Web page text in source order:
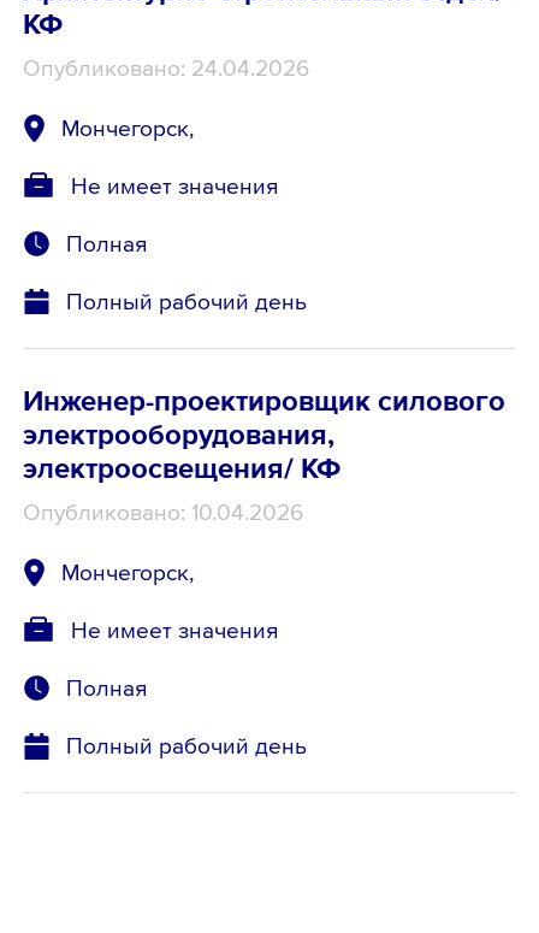
КФ
Опубликовано: 24.04.2026
Мончегорск,
Не имеет значения
Полная
Полный рабочий день
Инженер-проектировщик силового
электрооборудования,
электроосвещения/ КФ
Опубликовано: 10.04.2026
Мончегорск,
Не имеет значения
Полная
Полный рабочий день